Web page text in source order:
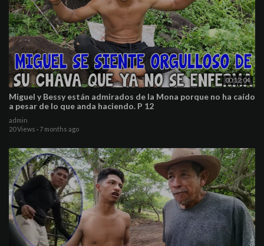
00:12:04
Miguel y Bessy están admirados de la Mona porque no ha caído
a pesar de lo que anda haciendo. P 12
admin
20 Views ·7 months ago